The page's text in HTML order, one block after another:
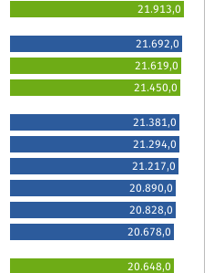
21.913,0
21.692,0
21.619,0
21.450,0
21.381,0
21.294,0
21.217,0
20.890,0
20.828,0
20.678,0
20.648,0